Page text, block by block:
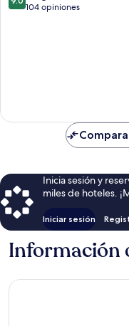
Centro
de 104 opiniones
Inicia sesión y
miles de hoteles.
Iniciar sesión
Información